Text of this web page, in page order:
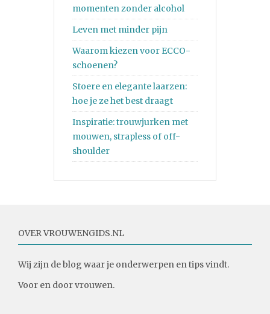
momenten zonder alcohol
Leven met minder pijn
Waarom kiezen voor ECCO-
schoenen?
Stoere en elegante laarzen:
hoe je ze het best draagt
Inspiratie: trouwjurken met
mouwen, strapless of off-
shoulder
OVER VROUWENGIDS.NL
Wij zijn de blog waar je onderwerpen en tips vindt.
Voor en door vrouwen.